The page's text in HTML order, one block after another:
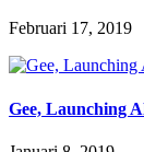
Februari 17, 2019
Gee, Launching